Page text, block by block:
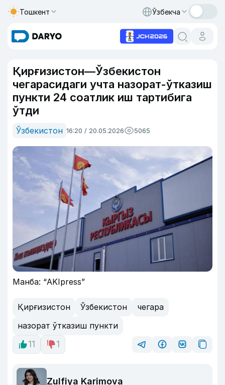
Тошкент Ўзбекча
Қирғизистон—Ўзбекистон
чегарасидаги учта назорат-ўтказиш
пункти 24 соатлик иш тартибига
ўтди
Ўзбекистон 16:20 / 20.05.2026 5065
Манба: “AKIpress”
Қирғизистон Ўзбекистон
чегара
назорат ўтказиш пункти
11
1
Zulfiya Karimova